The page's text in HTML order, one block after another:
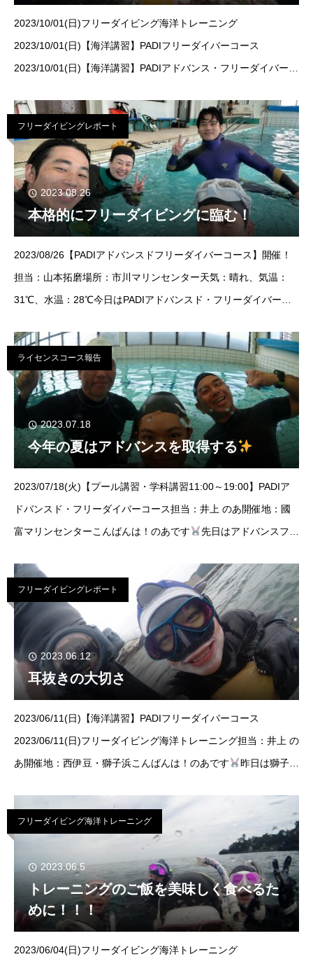
2023/10/01(日)フリーダイビング海洋トレーニング
2023/10/01(日)【海洋講習】PADIフリーダイバーコース
2023/10/01(日)【海洋講習】PADIアドバンス・フリーダイバーコ
に
フリーダイビングレポート
2023.08.26
本格的にフリーダイビングに臨む！
2023/08/26【PADIアドバンスドフリーダイバーコース】開催！
担当：山本拓磨場所：市川マリンセンター天気：晴れ、気温：
31℃、水温：28℃今日はPADIアドバンスド・フリーダイバーコ
ライセンスコース報告
2023.07.18
今年の夏はアドバンスを取得する
2023/07/18(火)【プール講習・学科講習11:00～19:00】PADIア
ドバンスド・フリーダイバーコース担当：井上 のあ開催地：國
富マリンセンターこんばんは！のあです
先日はアドバンスフリ
さん
フリーダイビングレポート
2023.06.12
耳抜きの大切さ
2023/06/11(日)【海洋講習】PADIフリーダイバーコース
2023/06/11(日)フリーダイビング海洋トレーニング担当：井上 の
あ開催地：西伊豆・獅子浜こんばんは！のあです
昨日は獅子浜
た！
フリーダイビング海洋トレーニング
2023.06.5
トレーニングのご飯を美味しく食べるた
めに！！！
2023/06/04(日)フリーダイビング海洋トレーニング